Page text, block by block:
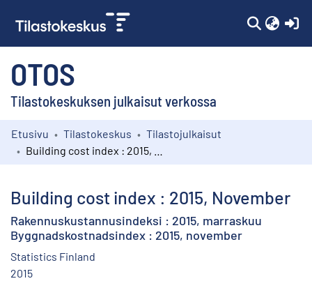
OTOS
Tilastokeskuksen julkaisut verkossa
Kokoelmat
Etusivu Tilastokeskus
Tilastojulkaisut
Building cost index : 2015, November
Rakennuskustannusindeksi : 2015, marraskuu
Byggnadskostnadsindex : 2015, november
Statistics Finland
2015